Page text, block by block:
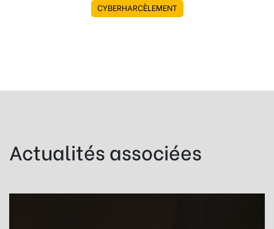
CYBERHARCÈLEMENT
Actualités associées